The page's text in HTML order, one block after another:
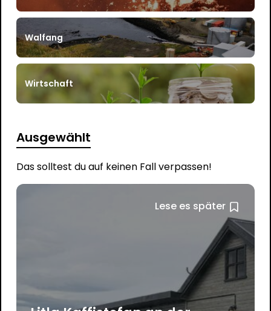
Walfang
Wirtschaft
Ausgewählt
Das solltest du auf keinen Fall verpassen!
Lese es später